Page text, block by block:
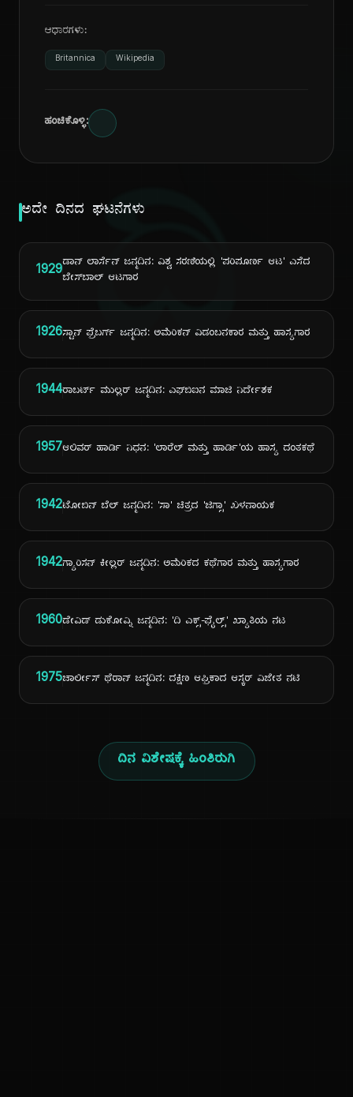
ದಿ
ಆಧಾರಗಳು:
Britannica Wikipedia
ಹಂಚಿಕೊಳ್ಳಿ:
ಅದೇ ದಿನದ ಘಟನೆಗಳು
1929ಡಾನ್ ಲಾರ್ಸೆನ್ ಜನ್ಮದಿನ: ವಿಶ್ವ ಸರಣಿಯಲ್ಲಿ 'ಪರಿಪೂರ್ಣ ಆಟ' ಎಸೆದ
ಬೇಸ್‌ಬಾಲ್ ಆಟಗಾರ
1926ಸ್ಟಾನ್ ಫ್ರೆಬರ್ಗ್ ಜನ್ಮದಿನ: ಅಮೆರಿಕನ್ ವಿಡಂಬನಕಾರ ಮತ್ತು ಹಾಸ್ಯಗಾರ
1944ರಾಬರ್ಟ್ ಮುಲ್ಲರ್ ಜನ್ಮದಿನ: ಎಫ್‌ಬಿಐನ ಮಾಜಿ ನಿರ್ದೇಶಕ
1957ಆಲಿವರ್ ಹಾರ್ಡಿ ನಿಧನ: 'ಲಾರೆಲ್ ಮತ್ತು ಹಾರ್ಡಿ'ಯ ಹಾಸ್ಯ ದಂತಕಥೆ
1942ಟೋಬಿನ್ ಬೆಲ್ ಜನ್ಮದಿನ: 'ಸಾ' ಚಿತ್ರದ 'ಜಿಗ್ಸಾ' ಖಳನಾಯಕ
1942ಗ್ಯಾರಿಸನ್ ಕೀಲ್ಲರ್ ಜನ್ಮದಿನ: ಅಮೆರಿಕದ ಕಥೆಗಾರ ಮತ್ತು ಹಾಸ್ಯಗಾರ
1960ಡೇವಿಡ್ ಡುಕೋವ್ನಿ ಜನ್ಮದಿನ: 'ದಿ ಎಕ್ಸ್-ಫೈಲ್ಸ್' ಖ್ಯಾತಿಯ ನಟ
1975ಚಾರ್ಲೀಸ್ ಥೆರಾನ್ ಜನ್ಮದಿನ: ದಕ್ಷಿಣ ಆಫ್ರಿಕಾದ ಆಸ್ಕರ್ ವಿಜೇತ ನಟಿ
ದಿನ ವಿಶೇಷಕ್ಕೆ ಹಿಂತಿರುಗಿ